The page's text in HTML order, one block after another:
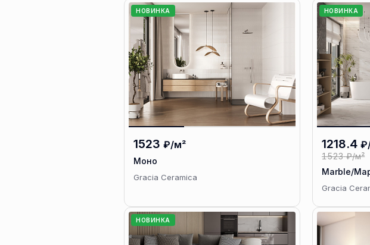
НОВИНКА
1523 ₽/м²
Моно
Gracia Ceramica
НОВИНКА
1218.4
1523 ₽/м²
Marble/
Gracia
НОВИНКА